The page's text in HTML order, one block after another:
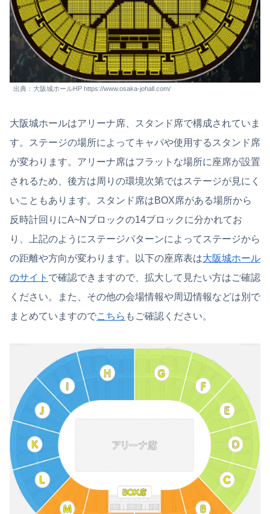
出典：大阪城ホールHP https://www.osaka-johall.com/
大阪城ホールはアリーナ席、スタンド席で構成されていま
す。ステージの場所によってキャパや使用するスタンド席
が変わります。アリーナ席はフラットな場所に座席が設置
されるため、後方は周りの環境次第ではステージが見にく
いこともあります。スタンド席はBOX席がある場所から
反時計回りにA~Nブロックの14ブロックに分かれてお
り、上記のようにステージパターンによってステージから
の距離や方向が変わります。以下の座席表は大阪城ホール
のサイト で確認できますので、拡大して見たい方はご確認
ください。また、その他の会場情報や周辺情報などは別で
まとめていますのでこちら もご確認ください。